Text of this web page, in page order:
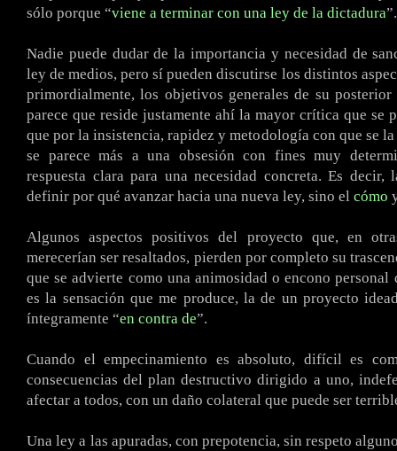
sólo porque “viene a terminar con una ley de la dictadura”.
Nadie puede dudar de la importancia y necesidad de
ley de medios, pero sí pueden discutirse los distintos
primordialmente, los objetivos generales de su
parece que reside justamente ahí la mayor crítica que se
que por la insistencia, rapidez y metodología con que se
se parece más a una obsesión con fines muy
respuesta clara para una necesidad concreta. Es decir,
definir por qué avanzar hacia una nueva ley, sino el cómo
Algunos aspectos positivos del proyecto que, en
merecerían ser resaltados, pierden por completo su
que se advierte como una animosidad o encono personal
es la sensación que me produce, la de un proyecto
íntegramente “en contra de”.
Cuando el empecinamiento es absoluto, difícil es
consecuencias del plan destructivo dirigido a uno,
afectar a todos, con un daño colateral que puede ser
Una ley a las apuradas, con prepotencia, sin respeto